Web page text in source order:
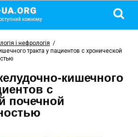
кожному
і нефрологія /
тракта у пациентов с хронической
кишечного
с
почечной